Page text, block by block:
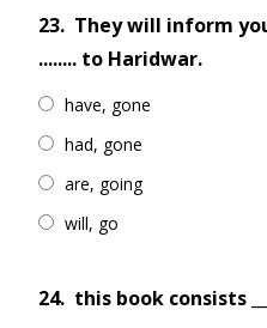
23. They will inform
........ to Haridwar.
have, gone
had, gone
are, going
will, go
24. this book consists